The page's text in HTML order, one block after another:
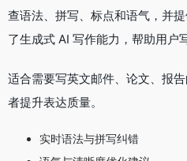
查语法、拼写、标点和语气，并
了生成式 AI 写作能力，帮助用户
适合需要写英文邮件、论文、报
者提升表达质量。
实时语法与拼写纠错